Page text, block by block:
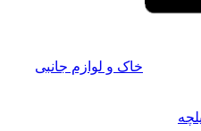
خاک و لوازم جانبی